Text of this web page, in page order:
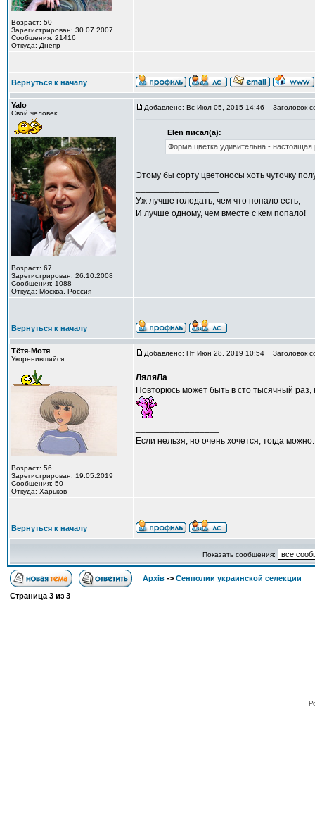
Возраст: 50
Зарегистрирован: 30.07.2007
Сообщения: 21416
Откуда: Днепр
Вернуться к началу
Yalo
Свой человек
Возраст: 67
Зарегистрирован: 26.10.2008
Сообщения: 1088
Откуда: Москва, Россия
Добавлено: Вс Июл 05, 2015 14:46 Заголовок
Elen писал(а):
Форма цветка удивительна - настоящая
Этому бы сорту цветоносы хоть чуточку
Уж лучше голодать, чем что попало есть,
И лучше одному, чем вместе с кем попало!
Вернуться к началу
Тётя-Мотя
Укоренившийся
Возраст: 56
Зарегистрирован: 19.05.2019
Сообщения: 50
Откуда: Харьков
Добавлено: Пт Июн 28, 2019 10:54 Заголовок
ЛяляЛа
Повторюсь может быть в сто тысячный раз,
Если нельзя, но очень хочется, тогда можно.
Вернуться к началу
Показать сообщения:
Архів -> Сенполии украинской селекции
Страница 3 из 3